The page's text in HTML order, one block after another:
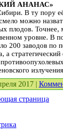
АНАНАС»
В ту пору
можно
плодов. Точнее,
уровне. В
200 заводов по
а
2017 |
страница